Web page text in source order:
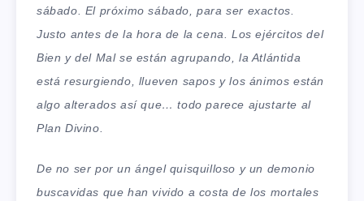
sábado. El próximo sábado, para ser exactos.
Justo antes de la hora de la cena. Los ejércitos del
Bien y del Mal se están agrupando, la Atlántida
está resurgiendo, llueven sapos y los ánimos están
algo alterados así que… todo parece ajustarte al
Plan Divino.
De no ser por un ángel quisquilloso y un demonio
buscavidas que han vivido a costa de los mortales